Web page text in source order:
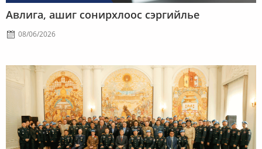
Авлига, ашиг сонирхлоос сэргийлье
08/06/2026